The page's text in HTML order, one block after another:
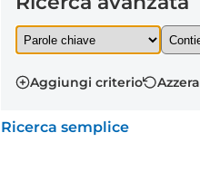
Aggiungi criterio Azzera
Ricerca semplice